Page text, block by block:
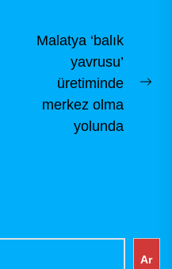
Malatya ‘balık
yavrusu’
üretiminde
merkez olma
yolunda
Ar